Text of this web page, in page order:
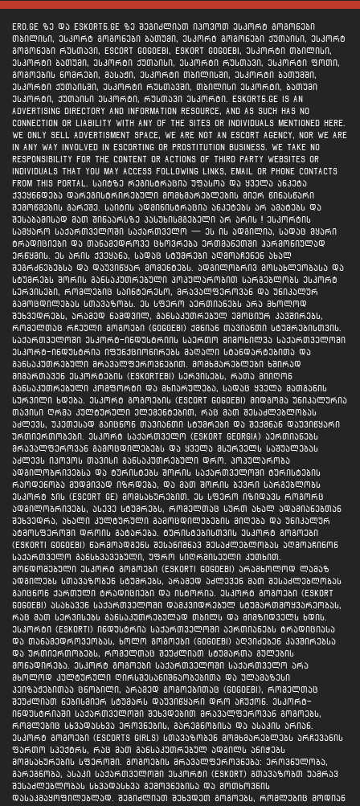
ERO.GE ზე და ESKORT5.GE ზე შეგიძლიათ იპოვოთ ესკორტ გოგონები
თბილისი, ესკორტ გოგონები ბათუმი, ესკორტ გოგონები ქუთაისი, ესკორტ
გოგონები რუსთავი, escort gogoebi, eskort gogoebi, ესკორტი თბილისი,
ესკორტი ბათუმი, ესკორტი ქუთაისი, ესკორტი რუსთავი, ესკორტი ფოთი,
გოგოების ნომრები, მასაჟი, ესკორტი თბილისში, ესკორტი ბათუმში,
ესკორტი ქუთაისში, ესკორტი რუსთავში, თბილისი ესკორტი, ბათუმი
ესკორტი, ქუთაისი ესკორტი, რუსთავი ესკორტი. ESKORT5.GE is an
advertising directory and information resource, and as such has no
connection or liability with any of the sites or individuals mentioned here.
We ONLY sell advertisment space, we are not an escort agency, nor we are
in any way involved in escorting or prostitution business. We take no
responsibility for the content or actions of third party websites or
individuals that you may access following links, email or phone contacts
from this portal. საიტზე რეგისტრაცია უფასოა და ყველა ანკეტა
ქვეყნნდება დარეგისტრირებული მომხმარებლების მიერ წინასწარი
შემოწმების გარეშე. საიტის ადმინისტრაცია ანკეტებს არ ამატებს და
შესაბამისად მათ შინაარსზე პასუხისმგებელი არ არის ! ესკორტის
სამყარო საქართველოში საქართველო — ეს ის ადგილია, სადაც მყარი
ტრადიციები და თანამედროვე ცხოვრება ერთმანეთში ჰარმონიულად
ერწყმის. ეს არის ქვეყანა, სადაც სტუმრები აღმოაჩენენ ახალ
შეგრძნებებსა და დაუვიწყარ მომენტებს. ადგილობრივ მოსახლეობასა და
სტუმრებს შორის განსაკუთრებული პოპულარობით სარგებლობს ესკორტ
სერვისები, რომლებიც საინტერესო, მრავალფეროვან და უნიკალურ
გამოცდილებას სთავაზობს. ეს სფერო აერთიანებს არა მხოლოდ
შეხვედრებს, არამედ ნამდვილ, განსაკუთრებულ ემოციურ კავშირებს,
რომელთაც რჩეული გოგოები (gogoebi) ქმნიან თავიანთი სტუმრებისთვის.
საქართველოში ესკორტ-ინდუსტრიის საერთო მიმოხილვა საქართველოში
ესკორტ-ინდუსტრია იფუნქციონირებს მაღალი სტანდარტებითა და
განსაკუთრებული მრავალფეროვნებით. მომხმარებლები ხშირად
მიმართავენ ესკორტების (eskortebi) სერვისებს, რათა მიიღონ
განსაკუთრებული კომფორტი და მხიარულება, სადაც ყველა მათგანის
სურვილი ხდება. ესკორტ გოგოების (escort gogoebi) მიდგომა უნიკალურია
თავისი ღრმა კულტურული ელემენტებით, რაც მათ შესაძლებლობას
აძლევს, უკეთესად გაიცნონ თავიანთი სტუმრები და შექმნან დაუვიწყარი
ურთიერთობები. ესკორტ საქართველო (eskort georgia) აერთიანებს
მრავალფეროვან გამოცდილებებს და ყველა მსურველს საშუალებას
აძლევს იპოვოს თავისი განსაკუთრებული დრო. პოპულარობა
ადგილობრივებსა და ტურისტებს შორის საქართველოში ტურისტების
რაოდენობა მუდმივად იზრდება, და მათ შორის ბევრი სარგებლობს
ესკორტ ჯის (escort ge) მომსახურებით. ეს სფერო იზიდავს როგორც
ადგილობრივებს, ასევე სტუმრებს, რომელთაც სურთ ახალ ადამიანებთან
შეხვედრა, ახალი კულტურული გამოცდილებების მიღება და უნიკალურ
ატმოსფეროში დროის გატარება. ტურისტებისთვის ესკორტ გოგოები
(eskorti gogoebi) წარმოადგენს შესანიშნავ შესაძლებლობას აღმოაჩინონ
საქართველო განსხვავებული, უფრო სიღრმისეული კუთხით.
მონდომებული ესკორტ გოგოები (eskorti gogoebi) არამხოლოდ ლამაზ
ადგილებს სთავაზობენ სტუმრებს, არამედ აძლევენ მათ შესაძლებლობას
გაიცნონ ქართული ტრადიციები და ისტორია. ესკორტ გოგოები (eskort
gogoebi) ასახავენ საქართველოში დამკვიდრებულ სტუმართმოყვარეობას,
რაც მათ სერვისებს განსაკუთრებულად თბილს და მიმზიდველს ხდის.
ესკორტი (eskorti) ინდუსტრია საქართველოში აერთიანებს ტრადიციასა
და თანამედროვეობას, ხოლო გოგოები (gogoebi) აღვიძებენ კავშირებსა
და ურთიერთობებს, რომელთაც შეუძლიათ სტუმართა გულების
მონადირება. ესკორტ გოგოები საქართველოში საქართველო არა
მხოლოდ კულტურული ღირსშესანიშნაობებითა და ულამაზესი
პეიზაჟებითაა ცნობილი, არამედ გოგოებითაც (gogoebi), რომელთაც
შეუძლიათ ნებისმიერ სტუმარს დაუვიწყარი დრო აჩუქონ. ესკორტ-
ინდუსტრიაში საქართველოში შეხვდებით მრავალფეროვან გოგოებს,
რომლებიც სხვადასხვა ეროვნების, გარეგნობისა და ასაკის არიან.
ესკორტ გოგოები (escorts girls) სთავაზობენ მომხმარებლებს არჩევანის
ფართო სპექტრს, რაც მათ განსაკუთრებულ ადგილს ანიჭებს
მომსახურების სფეროში. გოგოების მრავალფეროვნება: ეროვნულობა,
გარეგნობა, ასაკი საქართველოში ესკორტი (eskort) გთავაზობთ უამრავ
შესაძლებლობას სხვადასხვა გემოვნებისა და მოთხოვნის
დასაკმაყოფილებლად. შეგიძლიათ შეხვდეთ გოგოებს, რომლებიც მოდიან